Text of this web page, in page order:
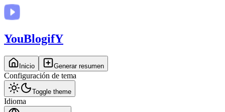
YouBlogifY
Inicio Generar resumen
Configuración de tema
Toggle theme
Idioma